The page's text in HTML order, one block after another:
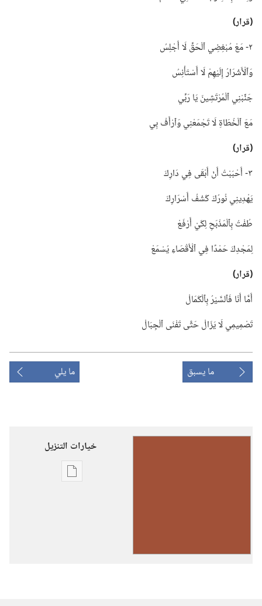
‏(‏قرار)‏
٢-‏ مَعْ مُبْغِضِي ٱلْحَقِّ لَا أَجْلِسُ
وَٱلْأَشْرَارُ إِلَيْهِمْ لَا أَسْتَأْنِسُ
جَنِّبْنِي ٱلْمُرْتَشِينَ يَا رَبِّي
مَعَ ٱلْخُطَاةِ لَا تَجْمَعْنِي وَٱرْأَفْ بِي
‏(‏قرار)‏
٣-‏ أَحْبَبْتُ أَنْ أَبْقَى فِي دَارِكَ
يَهْدِينِي نُورُكَ كَشْفُ أَسْرَارِكَ
طُفْتُ بِٱلْمَذْبَحِ لِكَيْ أَرْفَعْ
لِمَجْدِكَ حَمْدًا فِي ٱلْأَقْصَاءِ يُسْمَعْ
‏(‏قرار)‏
أَمَّا أَنَا فَٱلسَّيْرُ بِٱلْكَمَالْ
تَصْمِيمِي لَا يَزَالْ حَتَّى تَفْنَى ٱلْجِبَالْ
ما يسبق ما يلي
خيارات التنزيل
خيارات